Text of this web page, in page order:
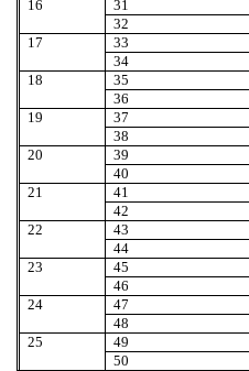
16
31
32
17
33
34
18
35
36
19
37
38
20
39
40
21
41
42
22
43
44
23
45
46
24
47
48
25
49
50